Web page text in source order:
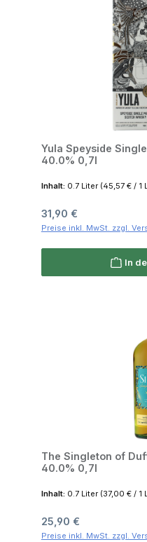
Yula Speyside
40.0% 0,7l
Inhalt: 0.7 Liter (45,57 € / 1
Regulärer Preis:
31,90 €
Preise inkl. MwSt. zzgl.
In
The Singleton of
40.0% 0,7l
Inhalt: 0.7 Liter (37,00 € / 1
Regulärer Preis:
25,90 €
Preise inkl. MwSt. zzgl.